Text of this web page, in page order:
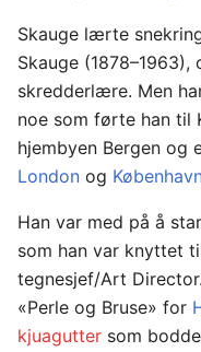
Skauge lærte
Skauge
skredderlære. Men
noe som førte han til
hjembyen Bergen og
London og
Han var med på å
som han var knyttet
tegnesjef/Art
«Perle og Bruse» for
kjuagutter som